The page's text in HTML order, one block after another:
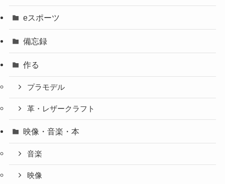
eスポーツ
備忘録
作る
プラモデル
革・レザークラフト
映像・音楽・本
音楽
映像